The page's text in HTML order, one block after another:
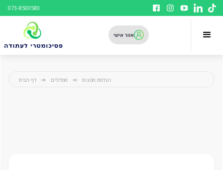
073-8500580
אזור אישי
דף הבית מסלולים הנדסת מכונות